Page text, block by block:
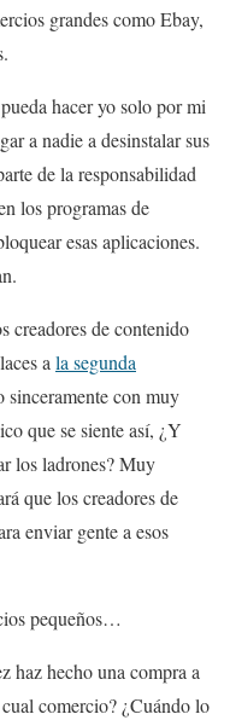
grandes como Ebay,
hacer yo solo por mi
a nadie a desinstalar sus
de la responsabilidad
los programas de
esas aplicaciones.
creadores de contenido
ala segunda
sinceramente con muy
que se siente así, ¿Y
los ladrones? Muy
que los creadores de
enviar gente a esos
pequeños…
haz hecho una compra a
comercio? ¿Cuándo lo